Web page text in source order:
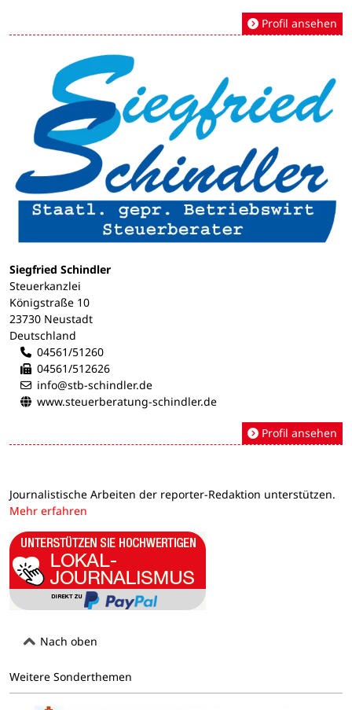
Profil ansehen
Siegfried Schindler
Steuerkanzlei
Königstraße 10
23730 Neustadt
Deutschland
04561/51260
04561/512626
info@stb-schindler.de
www.steuerberatung-schindler.de
Profil ansehen
Journalistische Arbeiten der reporter-Redaktion unterstützen.
Mehr erfahren
Nach oben
Weitere Sonderthemen